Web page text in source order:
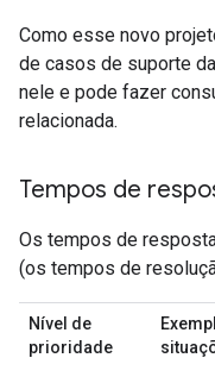
Como esse novo
de casos de suporte
nele e pode fazer
relacionada.
Tempos de
Os tempos de
(os tempos de
Nível de
prioridade